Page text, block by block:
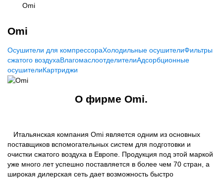
Omi
Omi
Осушители для компрессораХолодильные осушителиФильтры
сжатого воздухаВлагомаслоотделителиАдсорбционные
осушителиКартриджи
О фирме Omi.
Итальянская компания Omi является одним из основных
поставщиков вспомогательных систем для подготовки и
очистки сжатого воздуха в Европе. Продукция под этой маркой
уже много лет успешно поставляется в более чем 70 стран, а
широкая дилерская сеть дает возможность быстро